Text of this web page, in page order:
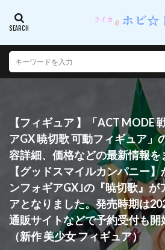
【フィギュア 】「ACT MODE
アGX 暁切歌 可動フィギュア」
容詳細、価格などの最新情報
【グッドスマイルカンパニー
ンフォギアGX｣の『暁切歌』が
アとなりました。発売時期は
通販サイトなどで予約受付も開
（新作 美少女 フィギュア）